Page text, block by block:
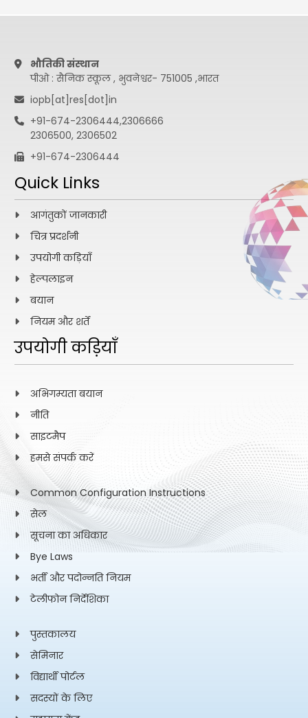
भौतिकी संस्थान
पीओ : सैनिक स्कूल , भुवनेश्वर- 751005 ,भारत
iopb[at]res[dot]in
+91-674-2306444,2306666
2306500, 2306502
+91-674-2306444
Quick Links
आगंतुकों जानकारी
चित्र प्रदर्शनी
उपयोगी कड़ियाँ
हेल्पलाइन
बयान
नियम और शर्तें
उपयोगी कड़ियाँ
अभिगम्यता बयान
नीति
साइटमैप
हमसे संपर्क करें
Common Configuration Instructions
सेल
सूचना का अधिकार
Bye Laws
भर्ती और पदोन्नति नियम
टेलीफोन निर्देशिका
पुस्तकालय
सेमिनार
विद्यार्थी पोर्टल
सदस्यों के लिए